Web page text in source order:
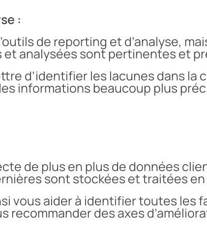
:
de reporting et d’analyse,
et analysées sont pertinentes et
d’identifier les lacunes dans la
informations beaucoup plus
de plus en plus de données
sont stockées et traitées
vous aider à identifier toutes les
recommander des axes